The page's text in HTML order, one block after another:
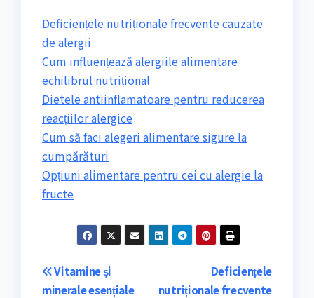
Deficiențele nutriționale frecvente cauzate
de alergii
Cum influențează alergiile alimentare
echilibrul nutrițional
Dietele antiinflamatoare pentru reducerea
reacțiilor alergice
Cum să faci alegeri alimentare sigure la
cumpărături
Opțiuni alimentare pentru cei cu alergie la
fructe
Navigare
Deficiențele
nutriționale frecvente
Vitamine și
minerale esențiale